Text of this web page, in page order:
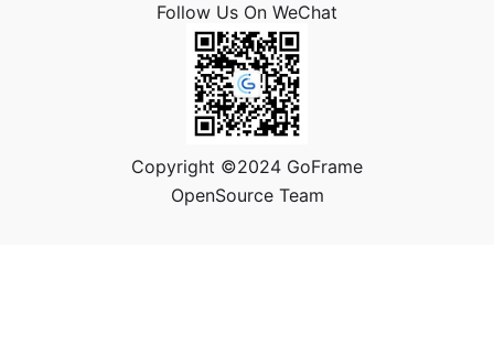
Follow Us On WeChat
Copyright ©2024 GoFrame
OpenSource Team